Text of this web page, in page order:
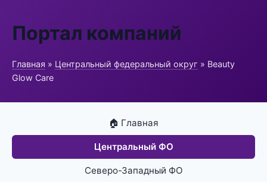
Портал компаний
Главная » Центральный федеральный округ » Beauty
Glow Care
🏠 Главная
Центральный ФО
Северо-Западный ФО